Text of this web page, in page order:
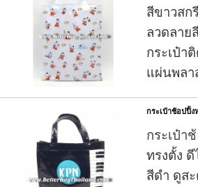
สีขาวสก
ลวดลาย
กระเป๋า
แผ่นพลา
กระเป๋าช้อปปิ้ง
กระเป๋า
ทรงตั้ง ดี
สีดำ ดูส